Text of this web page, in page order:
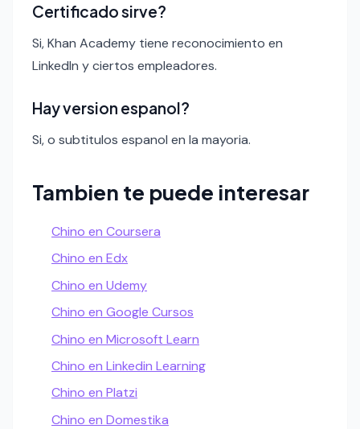
Certificado sirve?
Si, Khan Academy tiene reconocimiento en
LinkedIn y ciertos empleadores.
Hay version espanol?
Si, o subtitulos espanol en la mayoria.
Tambien te puede interesar
Chino en Coursera
Chino en Edx
Chino en Udemy
Chino en Google Cursos
Chino en Microsoft Learn
Chino en Linkedin Learning
Chino en Platzi
Chino en Domestika